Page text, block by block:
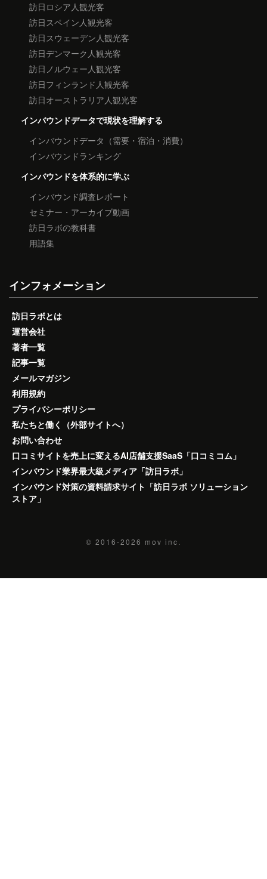
訪日ロシア人観光客
訪日スペイン人観光客
訪日スウェーデン人観光客
訪日デンマーク人観光客
訪日ノルウェー人観光客
訪日フィンランド人観光客
訪日オーストラリア人観光客
インバウンドデータで現状を理解する
インバウンドデータ（需要・宿泊・消費）
インバウンドランキング
インバウンドを体系的に学ぶ
インバウンド調査レポート
セミナー・アーカイブ動画
訪日ラボの教科書
用語集
インフォメーション
訪日ラボとは
運営会社
著者一覧
記事一覧
メールマガジン
利用規約
プライバシーポリシー
私たちと働く（外部サイトへ）
お問い合わせ
口コミサイトを売上に変えるAI店舗支援SaaS「口コミコム」
インバウンド業界最大級メディア「訪日ラボ」
インバウンド対策の資料請求サイト「訪日ラボ ソリューション
ストア」
© 2016-2026 mov inc.